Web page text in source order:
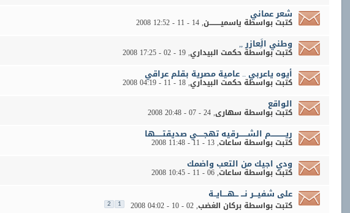
شعر عماني
كتبت بواسطة ياسميـــــــــن‏, 14 - 11 - 2008 12:52
وطني الَِعازر ,,
كتبت بواسطةحكمت البيداري‏, 19 - 02 - 2008 17:25
أيوه ياعربي .. عامية مصرية بقلم عراقي
كتبت بواسطةحكمت البيداري‏, 18 - 11 - 2008 04:19
الواقع
كتبت بواسطة سهارى‏, 24 - 07 - 2008 20:48
ريــــــــــــم الشـــــــرقيه تهجـــــي صديقتــــــها
كتبت بواسطة ساعات‏, 13 - 11 - 2008 11:48
ودي اجيك من التعب واضمك
كتبت بواسطةساعات‏, 06 - 11 - 2008 10:45
على شفيـــر نـــ ـــهــــايــة
كتبت بواسطةبركان الغضب‏, 02 - 10 - 2008 04:02
1
2